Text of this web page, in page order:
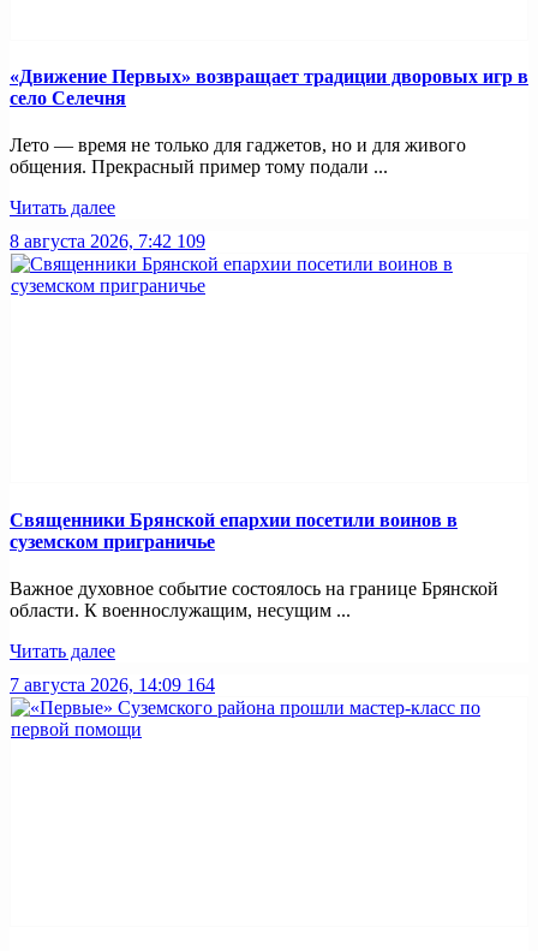
«Движение Первых» возвращает традиции дворовых игр в
село Селечня
Лето — время не только для гаджетов, но и для живого
общения. Прекрасный пример тому подали ...
Читать далее
8 августа 2026, 7:42 109
Священники Брянской епархии посетили воинов в
суземском приграничье
Важное духовное событие состоялось на границе Брянской
области. К военнослужащим, несущим ...
Читать далее
7 августа 2026, 14:09 164